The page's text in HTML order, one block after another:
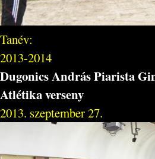
Tanév:
2013-2014
Dugonics András Piarista
Atlétika verseny
2013. szeptember 27.